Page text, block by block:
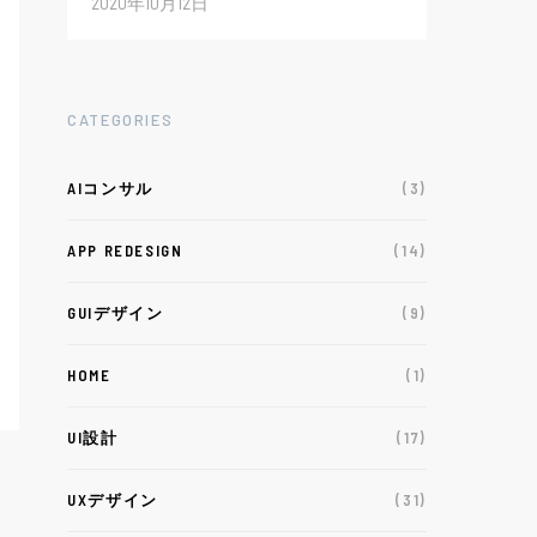
CATEGORIES
AIコンサル (3)
APP REDESIGN (14)
GUIデザイン (9)
HOME (1)
UI設計 (17)
UXデザイン (31)